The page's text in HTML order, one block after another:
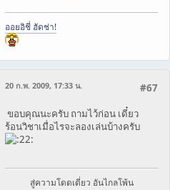
ออยอิชี่ ฮัดช่า!
#67
20 ก.พ. 2009, 17:33 น.
ขอบคุณนะครับ ถามไว้ก่อน เดี๋ยว
ร้อนวิชาเมื่อไรจะลองเล่นบ้างครับ
สู่ความโดดเดี่ยว อันไกลโพ้น